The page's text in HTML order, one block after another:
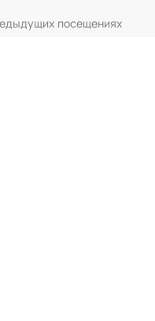
посещениях